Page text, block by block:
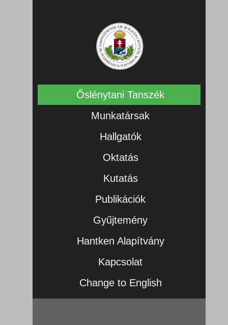
Őslénytani Tanszék
Munkatársak
Hallgatók
Oktatás
Kutatás
Publikációk
Gyűjtemény
Hantken Alapítvány
Kapcsolat
Change to English